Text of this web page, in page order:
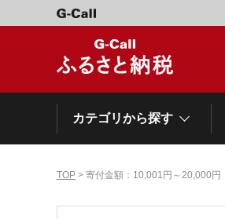
カテゴリから探す
TOP > 寄付金額：10,001円～20,000円